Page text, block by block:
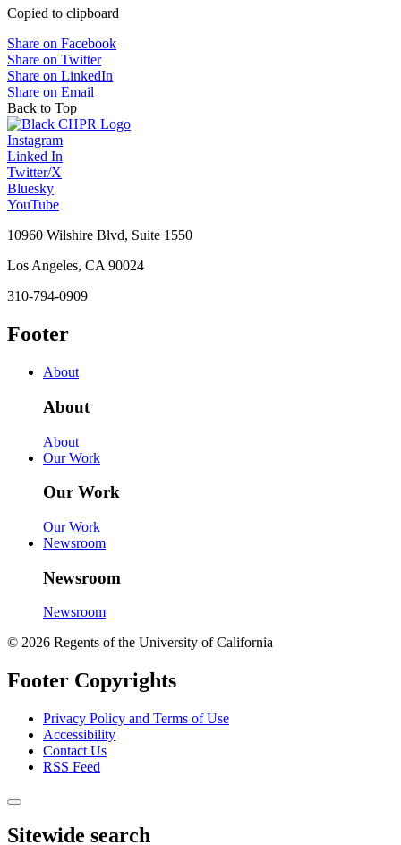
Copied to clipboard
Share on Facebook
Share on Twitter
Share on LinkedIn
Share on Email
Back to Top
Instagram
Linked In
Twitter/X
Bluesky
YouTube
10960 Wilshire Blvd, Suite 1550
Los Angeles, CA 90024
310-794-0909
Footer
About
About
About
Our Work
Our Work
Our Work
Newsroom
Newsroom
Newsroom
© 2026 Regents of the University of California
Footer Copyrights
Privacy Policy and Terms of Use
Accessibility
Contact Us
RSS Feed
Sitewide search